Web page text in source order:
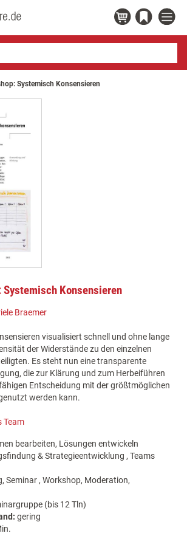
Systemisch Konsensieren
Systemisch Konsensieren
Braemer
visualisiert schnell und ohne lange
der Widerstände zu den einzelnen
Es steht nun eine transparente
die zur Klärung und zum Herbeiführen
Entscheidung mit der größtmöglichen
werden kann.
Team
bearbeiten, Lösungen entwickeln
& Strategieentwicklung , Teams
Seminar , Workshop, Moderation,
(bis 12 Tln)
gering